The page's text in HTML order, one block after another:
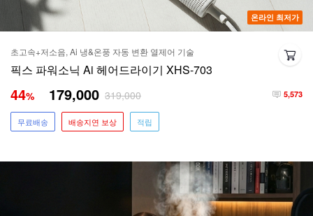
온라인 최저가
초고속+저소음, Ai 냉&온풍 자동 변환 열제어 기술
픽스 파워소닉 Ai 헤어드라이기 XHS-703
5,573
44% 179,000 319,000
무료배송 배송지연 보상 적립